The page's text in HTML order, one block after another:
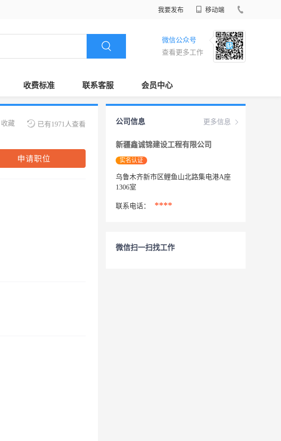
我要发布 移动端
微信公众号
查看更多工作
收费标准 联系客服 会员中心
已有1971人查看
收藏
申请职位
更多信息
公司信息
新疆鑫诚锦建设工程有限公司
实名认证
乌鲁木齐新市区鲤鱼山北路集电港A座
1306室
联系电话： ****
微信扫一扫找工作